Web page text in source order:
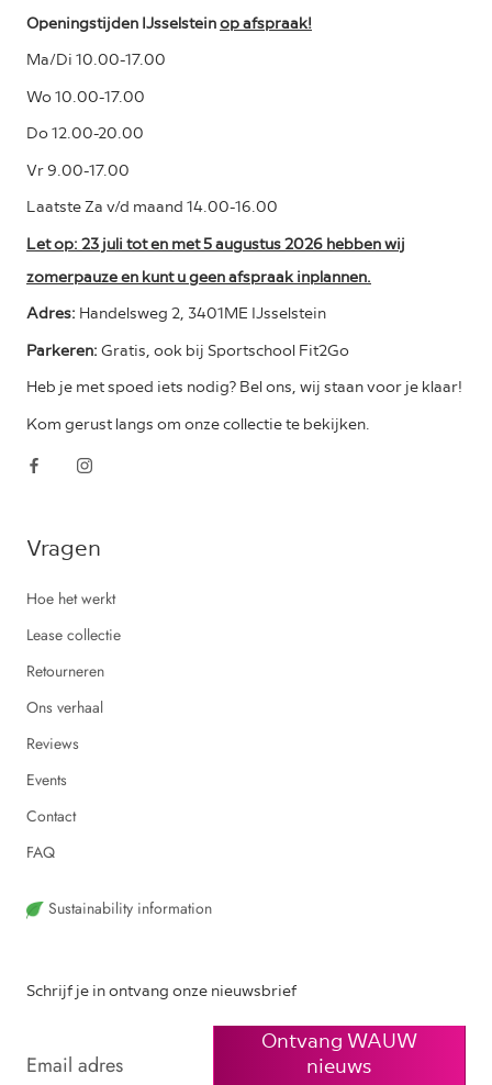
Openingstijden IJsselsteinop afspraak!
Ma/Di 10.00-17.00
Wo 10.00-17.00
Do 12.00-20.00
Vr 9.00-17.00
Laatste Za v/d maand 14.00-16.00
Let op: 23 juli tot en met 5 augustus 2026 hebben wij
zomerpauze en kunt u geen afspraak inplannen.
Adres: Handelsweg 2, 3401ME IJsselstein
Parkeren: Gratis, ook bij Sportschool Fit2Go
Heb je met spoed iets nodig? Bel ons, wij staan voor je klaar!
Kom gerust langs om onze collectie te bekijken.
Vragen
Hoe het werkt
Lease collectie
Retourneren
Ons verhaal
Reviews
Events
Contact
FAQ
Sustainability information
Schrijf je in ontvang onze nieuwsbrief
Ontvang WAUW
nieuws